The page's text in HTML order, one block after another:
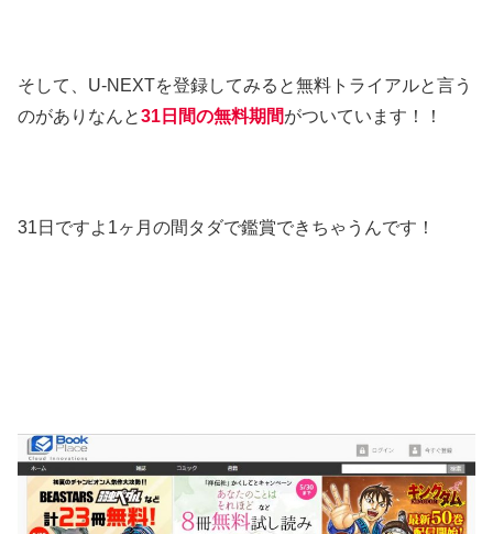
そして、U-NEXTを登録してみると無料トライアルと言う
のがありなんと31日間の無料期間がついています！！
31日ですよ1ヶ月の間タダで鑑賞できちゃうんです！